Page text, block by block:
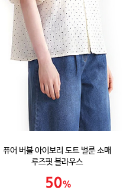
퓨어 버블 아이보리 도트 벌룬 소매
루즈핏 블라우스